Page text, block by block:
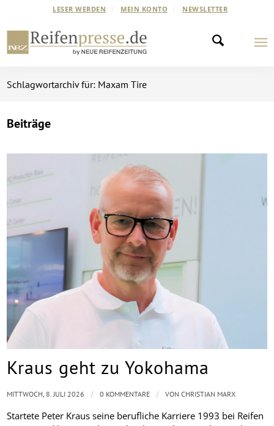
LESER WERDEN MEIN KONTO NEWSLETTER
Schlagwortarchiv für: Maxam Tire
Beiträge
Kraus geht zu Yokohama
Startete Peter Kraus seine berufliche Karriere 1993 bei Reifen
MITTWOCH, 8. JULI 2026 / 0 KOMMENTARE / VONCHRISTIAN MARX